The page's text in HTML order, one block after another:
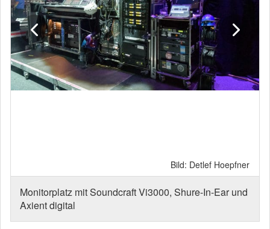
Bild: Detlef Hoepfner
Monitorplatz mit Soundcraft Vi3000, Shure-In-Ear und
Axient digital